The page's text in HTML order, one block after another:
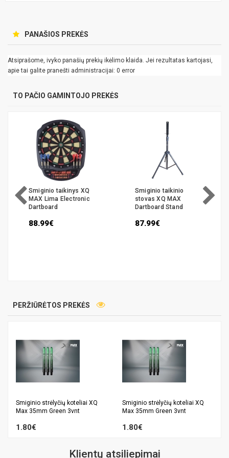
PANAŠIOS PREKĖS
Atsiprašome, ivyko panašių prekių ikėlimo klaida. Jei rezultatas kartojasi,
apie tai galite pranešti administracijai: 0 error
TO PAČIO GAMINTOJO PREKĖS
Smiginio taikinys XQ
MAX Lima Electronic
Dartboard
88.99€
Smiginio taikinio
stovas XQ MAX
Dartboard Stand
87.99€
PERŽIŪRĖTOS PREKĖS
Smiginio strėlyčių koteliai XQ
Max 35mm Green 3vnt
1.80€
Smiginio strėlyčių koteliai XQ
Max 35mm Green 3vnt
1.80€
Klientų atsiliepimai